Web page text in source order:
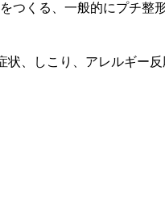
つくる、一般的にプチ整
状、しこり、アレルギー反